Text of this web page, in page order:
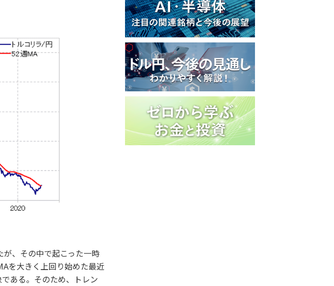
、その中で起こった一時
を大きく上回り始めた最近
ある。そのため、トレン